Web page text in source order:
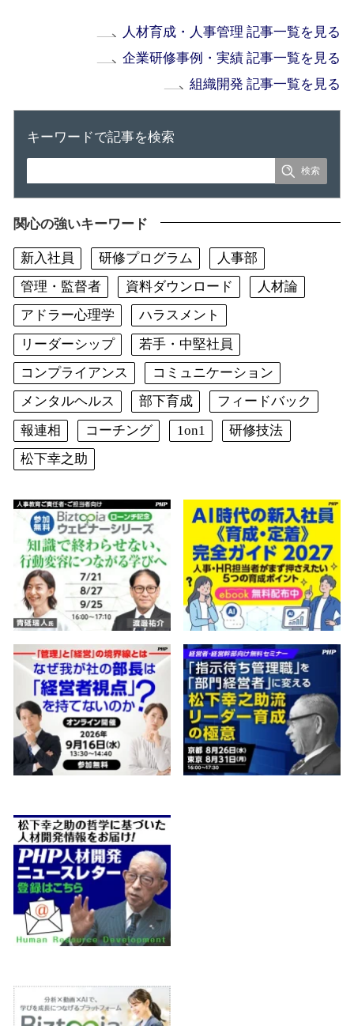
人材育成・人事管理 記事一覧を見る
企業研修事例・実績 記事一覧を見る
組織開発 記事一覧を見る
キーワードで記事を検索
関心の強いキーワード
新入社員 研修プログラム
人事部
管理・監督者
資料ダウンロード
人材論
アドラー心理学
ハラスメント
リーダーシップ
若手・中堅社員
コンプライアンス
コミュニケーション
メンタルヘルス
部下育成
フィードバック
報連相
コーチング 1on1
研修技法
松下幸之助